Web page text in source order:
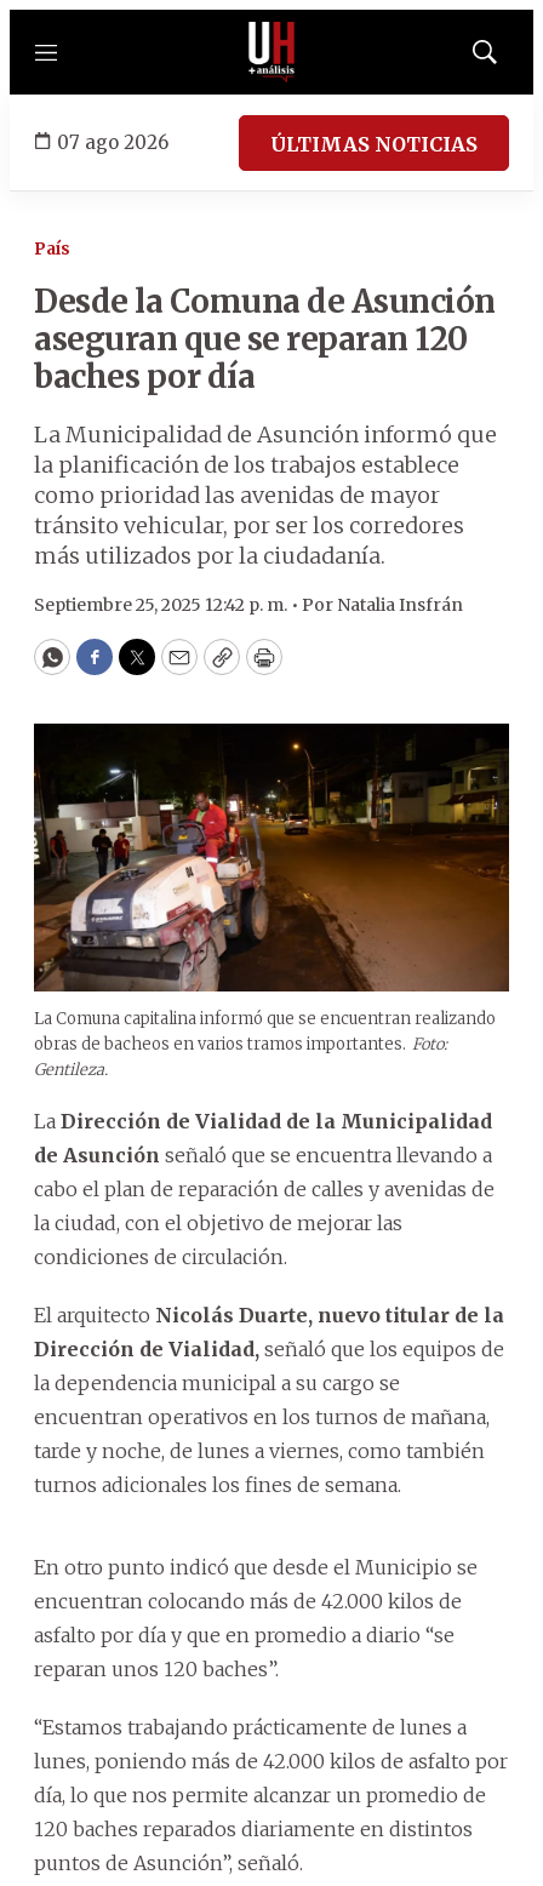
Menú
Mostrar
07 ago 2026 ÚLTIMAS NOTICIAS
País
Desde la Comuna de Asunción
aseguran que se reparan 120
baches por día
La Municipalidad de Asunción informó que
la planificación de los trabajos establece
como prioridad las avenidas de mayor
tránsito vehicular, por ser los corredores
más utilizados por la ciudadanía.
Septiembre 25, 2025 12:42 p. m. • Por Natalia Insfrán
WhatsApp
Facebook
Twitter
EmailCopyPrint
La Comuna capitalina informó que se encuentran realizando
obras de bacheos en varios tramos importantes. Foto:
Gentileza.
La Dirección de Vialidad de la Municipalidad
de Asunción señaló que se encuentra llevando a
cabo el plan de reparación de calles y avenidas de
la ciudad, con el objetivo de mejorar las
condiciones de circulación.
El arquitecto Nicolás Duarte, nuevo titular de la
Dirección de Vialidad, señaló que los equipos de
la dependencia municipal a su cargo se
encuentran operativos en los turnos de mañana,
tarde y noche, de lunes a viernes, como también
turnos adicionales los fines de semana.
En otro punto indicó que desde el Municipio se
encuentran colocando más de 42.000 kilos de
asfalto por día y que en promedio a diario “se
reparan unos 120 baches”.
“Estamos trabajando prácticamente de lunes a
lunes, poniendo más de 42.000 kilos de asfalto por
día, lo que nos permite alcanzar un promedio de
120 baches reparados diariamente en distintos
puntos de Asunción”, señaló.